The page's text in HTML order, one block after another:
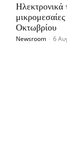
Ηλεκτρονικά
Οκτωβρίου
Newsroom - 6